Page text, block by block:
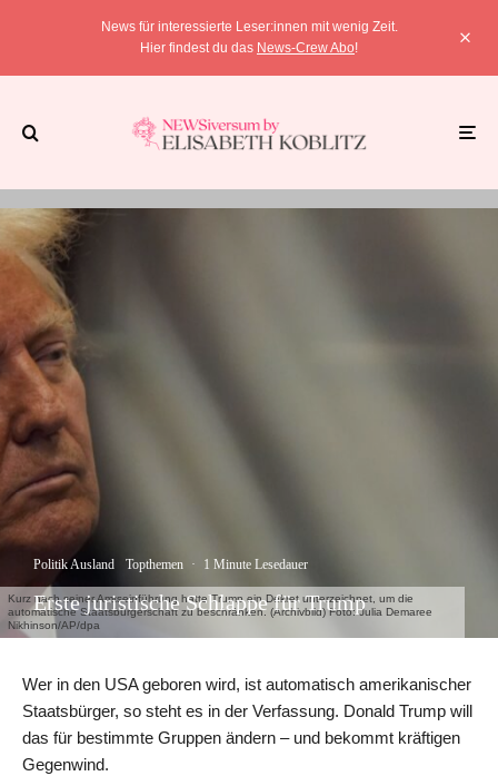
News für interessierte Leser:innen mit wenig Zeit.
Hier findest du das News-Crew Abo!
Kurz nach seiner Amtseinführung hatte Trump ein Dekret unterzeichnet, um die
automatische Staatsbürgerschaft zu beschränken. (Archivbild) Foto: Julia Demaree
Nikhinson/AP/dpa
Politik Ausland Topthemen · 1 Minute Lesedauer
Erste juristische Schlappe für Trump
Wer in den USA geboren wird, ist automatisch amerikanischer
Staatsbürger, so steht es in der Verfassung. Donald Trump will
das für bestimmte Gruppen ändern – und bekommt kräftigen
Gegenwind.